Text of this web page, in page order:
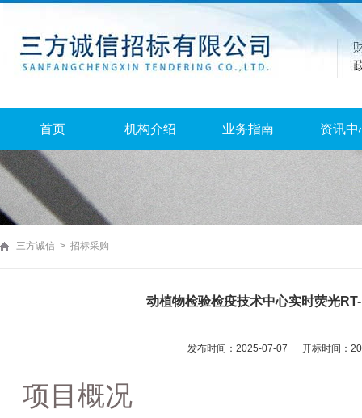
首页 机构介绍 业务指南 资讯中
三方诚信 > 招标采购
动植物检验检疫技术中心实时荧光
发布时间：2025-07-07 开标时间：
项目概况